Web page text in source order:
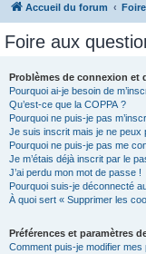
Accueil du forum
Foire aux
Problèmes de connexion et
Pourquoi ai-je besoin de
Qu’est-ce que la COPPA ?
Pourquoi ne puis-je pas
Je suis inscrit mais je ne peux
Pourquoi ne puis-je pas me
Je m’étais déjà inscrit par le
J’ai perdu mon mot de passe !
Pourquoi suis-je déconnecté
À quoi sert « Supprimer les
Préférences et paramètres
Comment puis-je modifier mes